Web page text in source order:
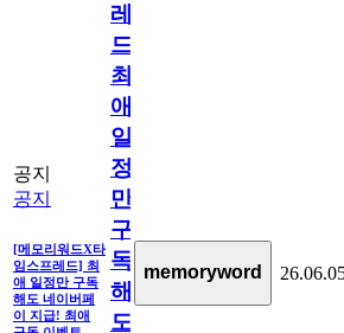
공지
공지
[메모리워드X타
임스프레드] 최
애 일정만 구독
해도 네이버페
이 지급! 최애
레
드]
최
애
일
정
만
구
독
해
도
memoryword